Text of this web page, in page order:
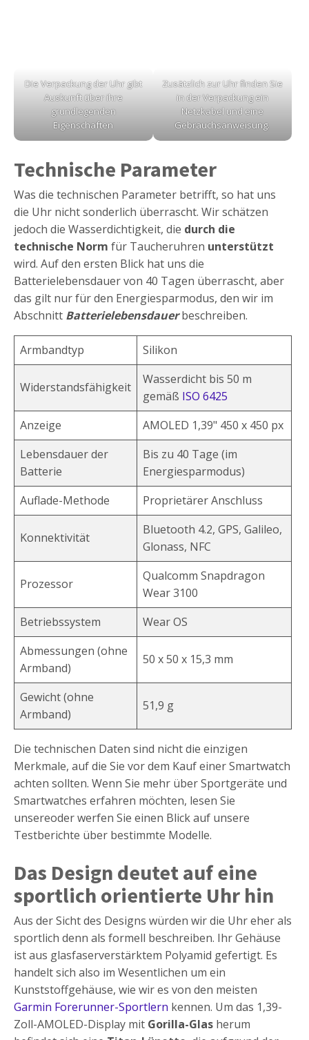
Die Verpackung der Uhr gibt
Auskunft über ihre
grundlegenden
Eigenschaften
Zusätzlich zur Uhr finden Sie
in der Verpackung ein
Netzkabel und eine
Gebrauchsanweisung.
Technische Parameter
Was die technischen Parameter betrifft, so hat uns
die Uhr nicht sonderlich überrascht. Wir schätzen
jedoch die Wasserdichtigkeit, die durch die
technische Norm für Taucheruhren unterstützt
wird. Auf den ersten Blick hat uns die
Batterielebensdauer von 40 Tagen überrascht, aber
das gilt nur für den Energiesparmodus, den wir im
Abschnitt Batterielebensdauerbeschreiben.
Armbandtyp Silikon
Widerstandsfähigkeit
Wasserdicht bis 50 m
gemäß ISO 6425
Anzeige
AMOLED 1,39" 450 x 450 px
Lebensdauer der
Batterie
Bis zu 40 Tage (im
Energiesparmodus)
Auflade-Methode
Proprietärer Anschluss
Konnektivität
Bluetooth 4.2, GPS, Galileo,
Glonass, NFC
Prozessor
Qualcomm Snapdragon
Wear 3100
Betriebssystem
Wear OS
Abmessungen (ohne
Armband)
50 x 50 x 15,3 mm
Gewicht (ohne
Armband)
51,9 g
Die technischen Daten sind nicht die einzigen
Merkmale, auf die Sie vor dem Kauf einer Smartwatch
achten sollten. Wenn Sie mehr über Sportgeräte und
Smartwatches erfahren möchten, lesen Sie
unsereoder werfen Sie einen Blick auf unsere
Testberichte über bestimmte Modelle.
Das Design deutet auf eine
sportlich orientierte Uhr hin
Aus der Sicht des Designs würden wir die Uhr eher als
sportlich denn als formell beschreiben. Ihr Gehäuse
ist aus glasfaserverstärktem Polyamid gefertigt. Es
handelt sich also im Wesentlichen um ein
Kunststoffgehäuse, wie wir es von den meisten
Garmin Forerunner-Sportlern kennen. Um das 1,39-
Zoll-AMOLED-Display mit Gorilla-Glas herum